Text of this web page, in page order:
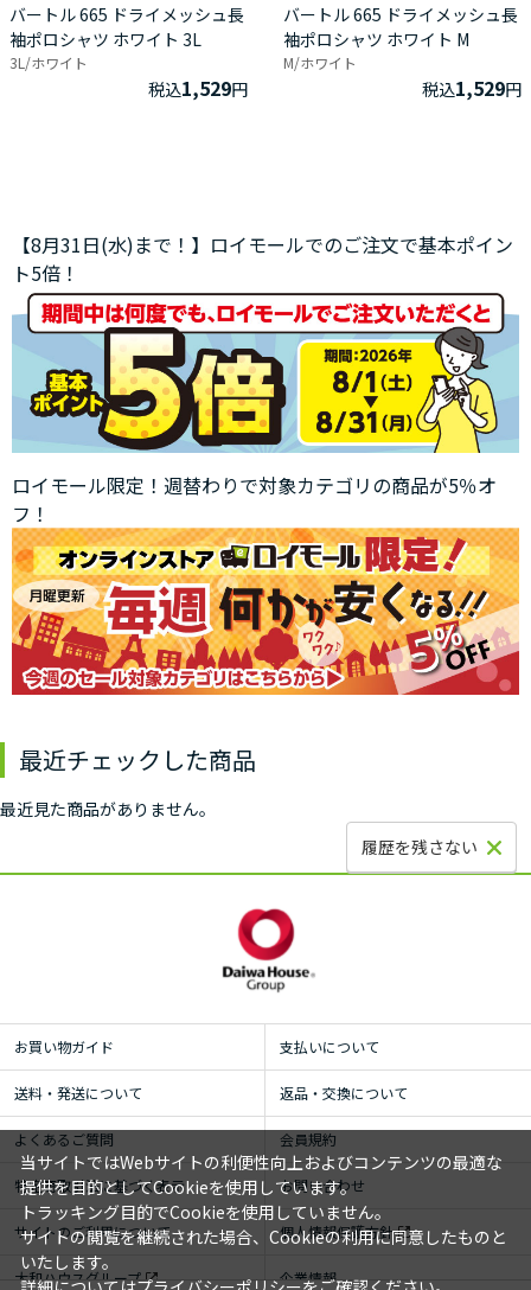
バートル 665 ドライメッシュ長
袖ポロシャツ ホワイト 3L
3L/ホワイト
税込1,529円
バートル 665 ドライメッシュ長
袖ポロシャツ ホワイト M
M/ホワイト
税込1,529円
【8月31日(水)まで！】ロイモールでのご注文で基本ポイン
ト5倍！
ロイモール限定！週替わりで対象カテゴリの商品が5％オ
フ！
最近チェックした商品
最近見た商品がありません。
履歴を残さない
お買い物ガイド 支払いについて
送料・発送について 返品・交換について
よくあるご質問 会員規約
特定商取引法に基づく表示 お問い合わせ
サイトのご利用について 個人情報保護方針
大和ハウスグループ 企業情報
当サイトではWebサイトの利便性向上およびコンテンツの最適な
提供を目的としてCookieを使用しています。
トラッキング目的でCookieを使用していません。
サイトの閲覧を継続された場合、Cookieの利用に同意したものと
いたします。